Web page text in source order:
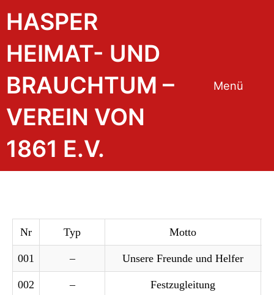
HASPER
HEIMAT- UND
BRAUCHTUM –
VEREIN VON
1861 E.V.
Menü
Nr Typ Motto
001 – Unsere Freunde und Helfer
002 – Festzugleitung